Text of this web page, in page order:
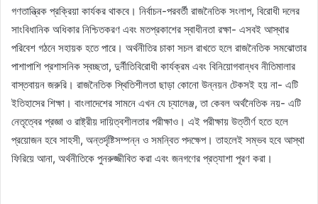
গণতান্ত্রিক প্রক্রিয়া কার্যকর থাকবে। নির্বাচন-পরবর্তী রাজনৈতিক সংলাপ, বিরোধী দলের
সাংবিধানিক অধিকার নিশ্চিতকরণ এবং মতপ্রকাশের স্বাধীনতা রক্ষা- এসবই আস্থার
পরিবেশ গঠনে সহায়ক হতে পারে। অর্থনীতির চাকা সচল রাখতে হলে রাজনৈতিক সমঝোতার
পাশাপাশি প্রশাসনিক স্বচ্ছতা, দুর্নীতিবিরোধী কার্যক্রম এবং বিনিয়োগবান্ধব নীতিমালার
বাস্তবায়ন জরুরি। রাজনৈতিক স্থিতিশীলতা ছাড়া কোনো উন্নয়ন টেকসই হয় না- এটি
ইতিহাসের শিক্ষা। বাংলাদেশের সামনে এখন যে চ্যালেঞ্জ, তা কেবল অর্থনৈতিক নয়- এটি
নেতৃত্বের প্রজ্ঞা ও রাষ্ট্রীয় দায়িত্বশীলতার পরীক্ষাও। এই পরীক্ষায় উত্তীর্ণ হতে হলে
প্রয়োজন হবে সাহসী, অন্তর্দৃষ্টিসম্পন্ন ও সমন্বিত পদক্ষেপ। তাহলেই সম্ভব হবে আস্থা
ফিরিয়ে আনা, অর্থনীতিকে পুনরুজ্জীবিত করা এবং জনগণের প্রত্যাশা পূরণ করা।